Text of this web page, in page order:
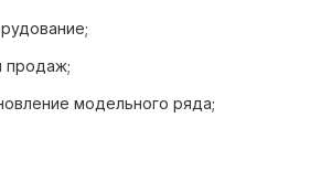
продаж;
модельного ряда;